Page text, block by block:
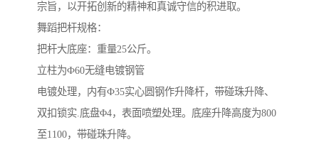
宗旨，以开拓创新的精神和真诚守信的积进取。
舞蹈把杆规格：
把杆大底座：重量25公斤。
立柱为Ф60无缝电镀钢管
电镀处理，内有Ф35实心圆钢作升降杆，带碰珠升降、
双扣锁实.底盘Φ4，表面喷塑处理。底座升降高度为800
至1100，带碰珠升降。